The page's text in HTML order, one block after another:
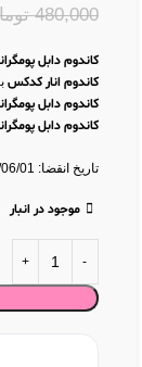
480,000
کاندوم دابل
کاندوم انار کدکس
کاندوم دابل
کاندوم دابل
تاریخ انقضا: 2029/06/01
موجود در انبار